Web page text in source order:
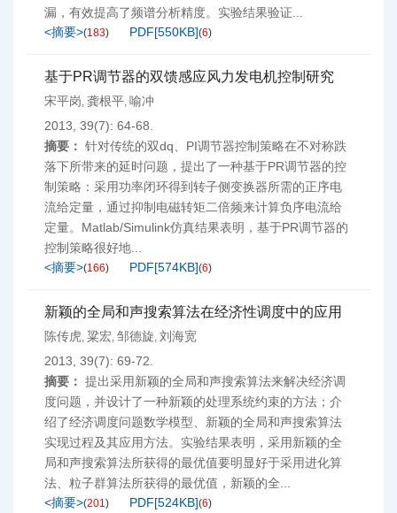
漏，有效提高了频谱分析精度。实验结果验证...
<摘要>(183) PDF[550KB](6)
基于PR调节器的双馈感应风力发电机控制研究
宋平岗, 龚根平, 喻冲
2013, 39(7): 64-68.
摘要： 针对传统的双dq、PI调节器控制策略在不对称跌
落下所带来的延时问题，提出了一种基于PR调节器的控
制策略：采用功率闭环得到转子侧变换器所需的正序电
流给定量，通过抑制电磁转矩二倍频来计算负序电流给
定量。Matlab/Simulink仿真结果表明，基于PR调节器的
控制策略很好地...
<摘要>(166) PDF[574KB](6)
新颖的全局和声搜索算法在经济性调度中的应用
陈传虎, 粱宏, 邹德旋, 刘海宽
2013, 39(7): 69-72.
摘要： 提出采用新颖的全局和声搜索算法来解决经济调
度问题，并设计了一种新颖的处理系统约束的方法；介
绍了经济调度问题数学模型、新颖的全局和声搜索算法
实现过程及其应用方法。实验结果表明，采用新颖的全
局和声搜索算法所获得的最优值要明显好于采用进化算
法、粒子群算法所获得的最优值，新颖的全...
<摘要>(201) PDF[524KB](6)